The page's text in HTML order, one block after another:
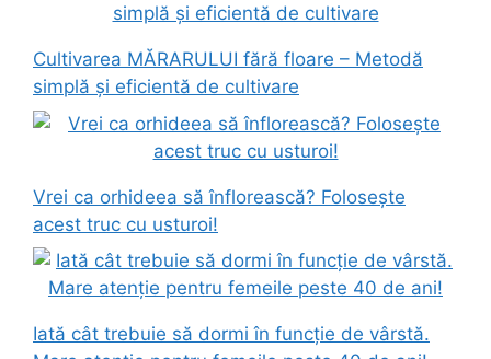
Cultivarea MĂRARULUI fără floare – Metodă
simplă și eficientă de cultivare
Vrei ca orhideea să înflorească? Folosește
acest truc cu usturoi!
Iată cât trebuie să dormi în funcție de vârstă.